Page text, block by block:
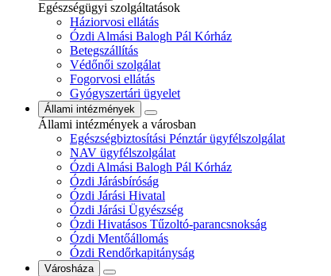
Egészségügyi szolgáltatások
Háziorvosi ellátás
Ózdi Almási Balogh Pál Kórház
Betegszállítás
Védőnői szolgálat
Fogorvosi ellátás
Gyógyszertári ügyelet
Állami intézmények
Állami intézmények a városban
Egészségbiztosítási Pénztár ügyfélszolgálat
NAV ügyfélszolgálat
Ózdi Almási Balogh Pál Kórház
Ózdi Járásbíróság
Ózdi Járási Hivatal
Ózdi Járási Ügyészség
Ózdi Hivatásos Tűzoltó-parancsnokság
Ózdi Mentőállomás
Ózdi Rendőrkapitányság
Városháza